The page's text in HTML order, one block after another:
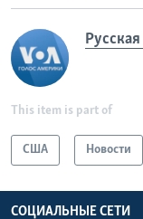
This item is part of
США Новости
СОЦИАЛЬНЫЕ СЕТИ